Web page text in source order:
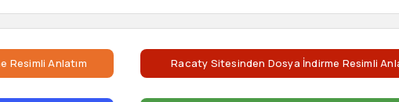
Resimli Anlatım Racaty Sitesinden Dosya İndirme Resimli